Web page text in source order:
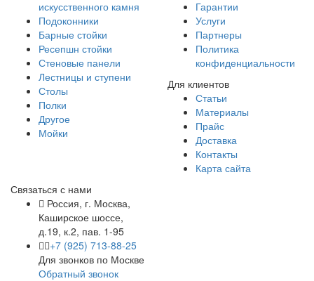
искусственного камня
Подоконники
Барные стойки
Ресепшн стойки
Стеновые панели
Лестницы и ступени
Столы
Полки
Другое
Мойки
Гарантии
Услуги
Партнеры
Политика
конфиденциальности
Для клиентов
Статьи
Материалы
Прайс
Доставка
Контакты
Карта сайта
Связаться с нами
Россия, г. Москва,
Каширское шоссе,
д.19, к.2, пав. 1-95
+7 (925) 713-88-25
Для звонков по Москве
Обратный звонок